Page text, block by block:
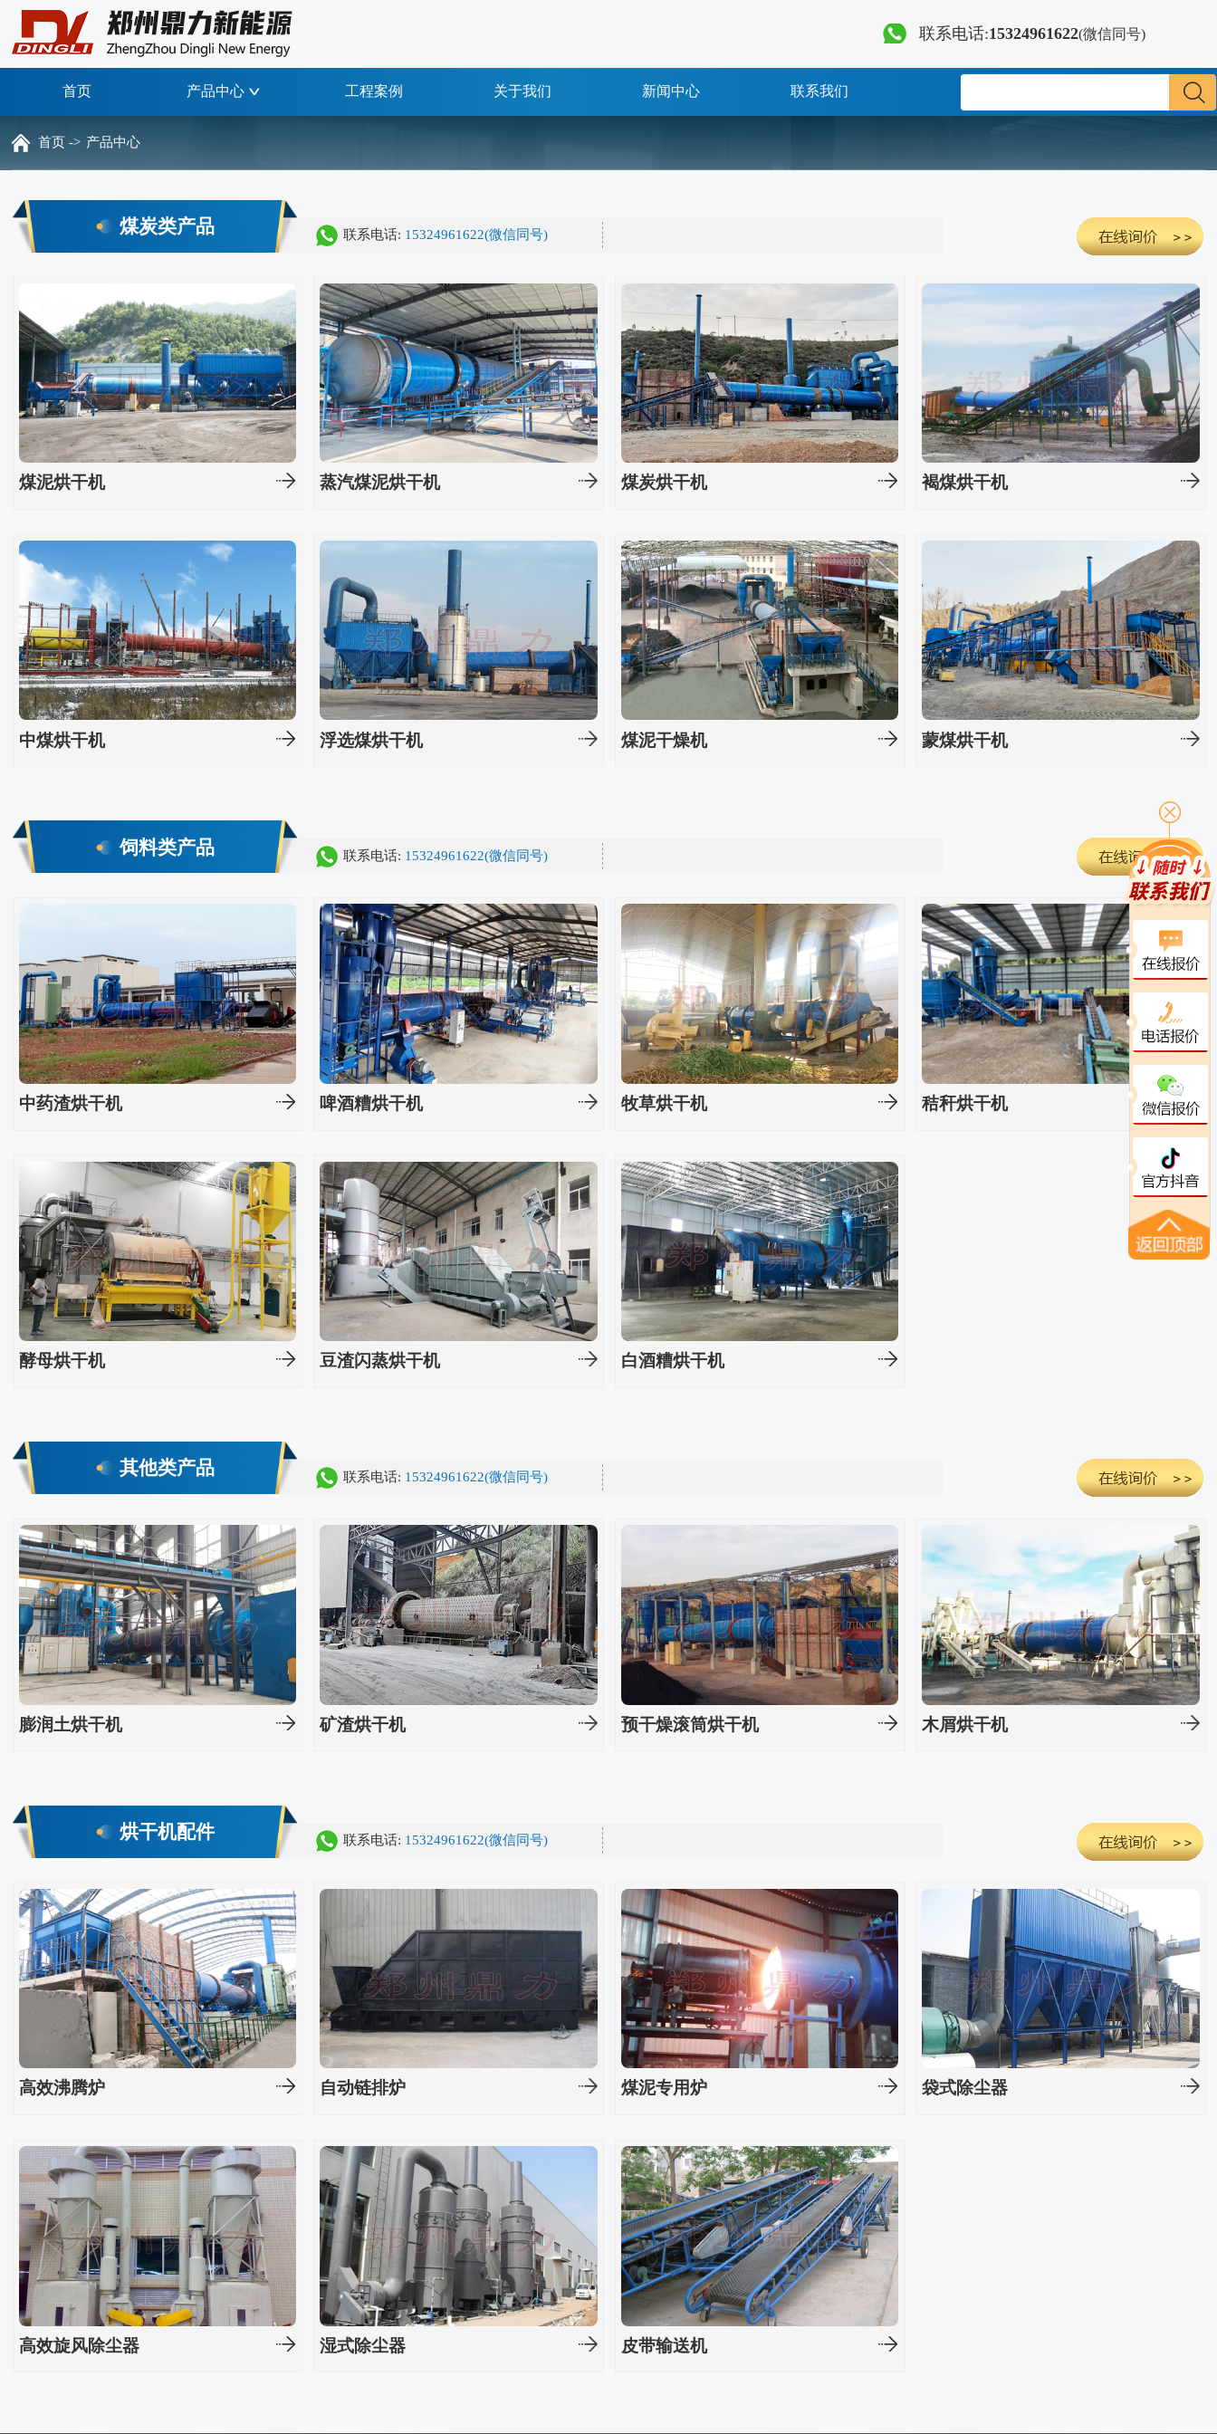
联系电话:15324961622(微信同号)
首页 产品中心 工程案例 关于我们 新闻中心 联系我们
首页 -> 产品中心
煤炭类产品 联系电话: 15324961622(微信同号)
煤泥烘干机 蒸汽煤泥烘干机 煤炭烘干机 褐煤烘干机
中煤烘干机 浮选煤烘干机 煤泥干燥机 蒙煤烘干机
饲料类产品 联系电话: 15324961622(微信同号)
中药渣烘干机 啤酒糟烘干机 牧草烘干机 秸秆烘干机
酵母烘干机 豆渣闪蒸烘干机 白酒糟烘干机
其他类产品 联系电话: 15324961622(微信同号)
膨润土烘干机 矿渣烘干机 预干燥滚筒烘干机 木屑烘干机
烘干机配件 联系电话: 15324961622(微信同号)
高效沸腾炉 自动链排炉 煤泥专用炉 袋式除尘器
高效旋风除尘器 湿式除尘器 皮带输送机